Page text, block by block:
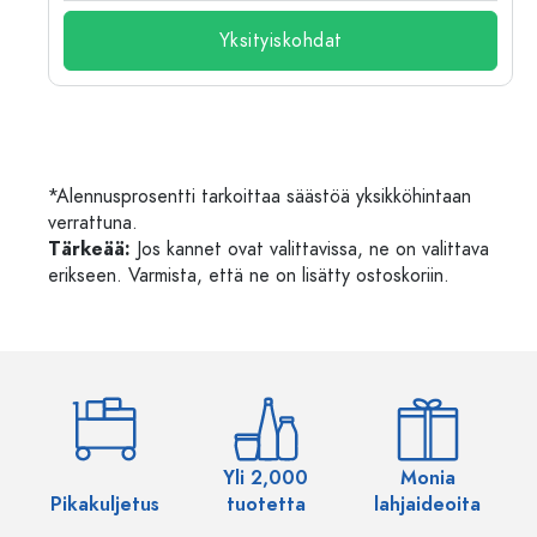
Yksityiskohdat
*Alennusprosentti tarkoittaa säästöä yksikköhintaan
verrattuna.
Tärkeää: Jos kannet ovat valittavissa, ne on valittava
erikseen. Varmista, että ne on lisätty ostoskoriin.
Pikakuljetus
Yli 2,000
tuotetta
Monia
lahjaideoita